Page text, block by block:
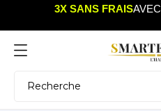
3X SANS FRAISAVEC